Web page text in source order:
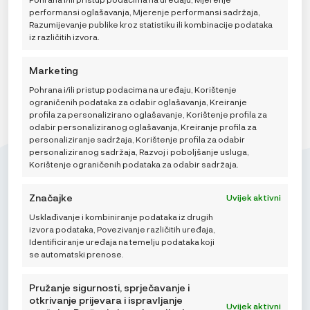
performansi oglašavanja, Mjerenje performansi sadržaja,
Razumijevanje publike kroz statistiku ili kombinacije podataka
iz različitih izvora.
Marketing
Pohrana i/ili pristup podacima na uređaju, Korištenje
ograničenih podataka za odabir oglašavanja, Kreiranje
profila za personalizirano oglašavanje, Korištenje profila za
odabir personaliziranog oglašavanja, Kreiranje profila za
personaliziranje sadržaja, Korištenje profila za odabir
personaliziranog sadržaja, Razvoj i poboljšanje usluga,
Korištenje ograničenih podataka za odabir sadržaja.
Značajke
Uvijek aktivni
Usklađivanje i kombiniranje podataka iz drugih
izvora podataka, Povezivanje različitih uređaja,
Identificiranje uređaja na temelju podataka koji
se automatski prenose.
Pružanje sigurnosti, sprječavanje i
otkrivanje prijevara i ispravljanje
Uvijek aktivni
DODAJ U KOŠARICU
Mikroedra d.o.o.
(01) 48 22 132
info@najnaj.eu